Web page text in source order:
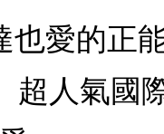
也愛的正
氣國際